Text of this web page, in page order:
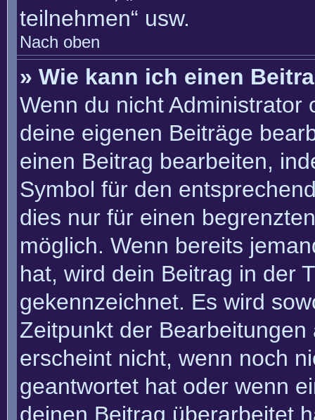
teilnehmen“ usw.
Nach oben
» Wie kann ich einen
Wenn du nicht
deine eigenen Beiträge
einen Beitrag bearbeiten,
Symbol für den
dies nur für einen
möglich. Wenn bereits
hat, wird dein Beitrag in der
gekennzeichnet. Es wird
Zeitpunkt der
erscheint nicht, wenn noch
geantwortet hat oder wenn
deinen Beitrag überarbeitet